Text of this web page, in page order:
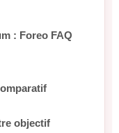
: Foreo FAQ
objectif